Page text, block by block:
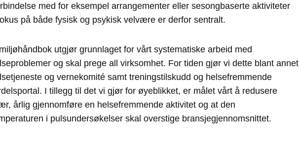
med for eksempel arrangementer eller sesongbaserte aktiviteter
på både fysisk og psykisk velvære er derfor sentralt.
utgjør grunnlaget for vårt systematiske arbeid med
og skal prege all virksomhet. For tiden gjør vi dette blant annet
og vernekomité samt treningstilskudd og helsefremmende
I tillegg til det vi gjør for øyeblikket, er målet vårt å redusere
årlig gjennomføre en helsefremmende aktivitet og at den
i pulsundersøkelser skal overstige bransjegjennomsnittet.